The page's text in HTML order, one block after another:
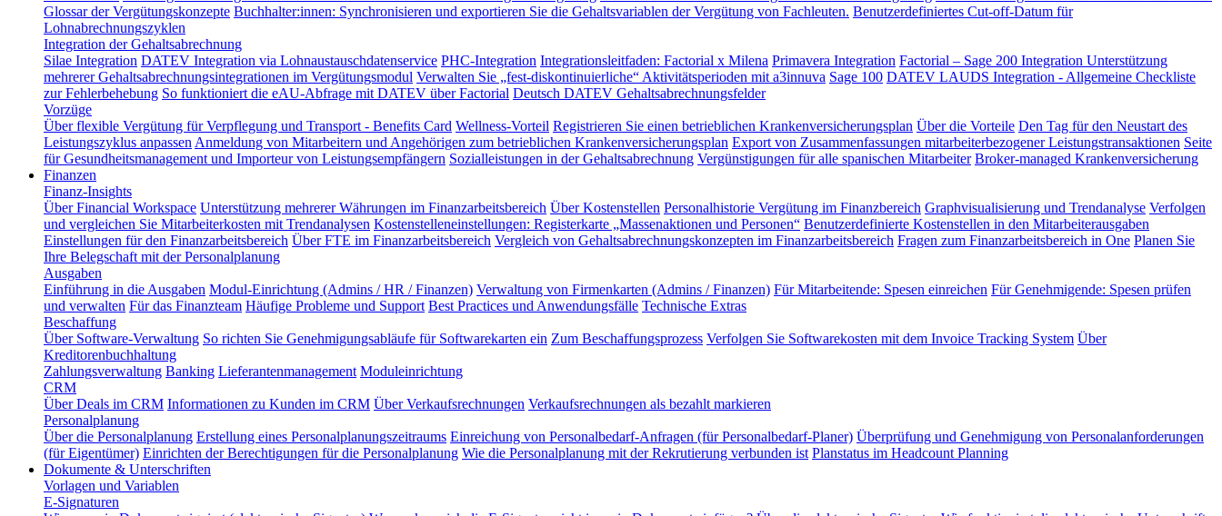
Glossar der Vergütungskonzepte Buchhalter:innen: Synchronisieren und exportieren Sie die Gehaltsvariablen der Vergütung von Fachleuten. Benutzerdefiniertes Cut-off-Datum für
Lohnabrechnungszyklen
Integration der Gehaltsabrechnung
Silae Integration DATEV Integration via Lohnaustauschdatenservice PHC-Integration Integrationsleitfaden: Factorial x Milena Primavera Integration Factorial – Sage 200 Integration Unterstützung
mehrerer Gehaltsabrechnungsintegrationen im Vergütungsmodul Verwalten Sie „fest-diskontinuierliche“ Aktivitätsperioden mit a3innuva Sage 100 DATEV LAUDS Integration - Allgemeine Checkliste
zur Fehlerbehebung So funktioniert die eAU-Abfrage mit DATEV über Factorial Deutsch DATEV Gehaltsabrechnungsfelder
Vorzüge
Über flexible Vergütung für Verpflegung und Transport - Benefits Card Wellness-Vorteil Registrieren Sie einen betrieblichen Krankenversicherungsplan Über die Vorteile Den Tag für den Neustart des
Leistungszyklus anpassen Anmeldung von Mitarbeitern und Angehörigen zum betrieblichen Krankenversicherungsplan Export von Zusammenfassungen mitarbeiterbezogener Leistungstransaktionen Seite
für Gesundheitsmanagement und Importeur von Leistungsempfängern Sozialleistungen in der Gehaltsabrechnung Vergünstigungen für alle spanischen Mitarbeiter Broker-managed Krankenversicherung
Finanzen
Finanz-Insights
Über Financial Workspace Unterstützung mehrerer Währungen im Finanzarbeitsbereich Über Kostenstellen Personalhistorie Vergütung im Finanzbereich Graphvisualisierung und Trendanalyse Verfolgen
und vergleichen Sie Mitarbeiterkosten mit Trendanalysen Kostenstelleneinstellungen: Registerkarte „Massenaktionen und Personen“ Benutzerdefinierte Kostenstellen in den Mitarbeiterausgaben
Einstellungen für den Finanzarbeitsbereich Über FTE im Finanzarbeitsbereich Vergleich von Gehaltsabrechnungskonzepten im Finanzarbeitsbereich Fragen zum Finanzarbeitsbereich in One Planen Sie
Ihre Belegschaft mit der Personalplanung
Ausgaben
Einführung in die Ausgaben Modul-Einrichtung (Admins / HR / Finanzen) Verwaltung von Firmenkarten (Admins / Finanzen) Für Mitarbeitende: Spesen einreichen Für Genehmigende: Spesen prüfen
und verwalten Für das Finanzteam Häufige Probleme und Support Best Practices und Anwendungsfälle Technische Extras
Beschaffung
Über Software-Verwaltung So richten Sie Genehmigungsabläufe für Softwarekarten ein Zum Beschaffungsprozess Verfolgen Sie Softwarekosten mit dem Invoice Tracking System Über
Kreditorenbuchhaltung
Zahlungsverwaltung Banking Lieferantenmanagement Moduleinrichtung
CRM
Über Deals im CRM Informationen zu Kunden im CRM Über Verkaufsrechnungen Verkaufsrechnungen als bezahlt markieren
Personalplanung
Über die Personalplanung Erstellung eines Personalplanungszeitraums Einreichung von Personalbedarf-Anfragen (für Personalbedarf-Planer) Überprüfung und Genehmigung von Personalanforderungen
(für Eigentümer) Einrichten der Berechtigungen für die Personalplanung Wie die Personalplanung mit der Rekrutierung verbunden ist Planstatus im Headcount Planning
Dokumente & Unterschriften
Vorlagen und Variablen
E-Signaturen